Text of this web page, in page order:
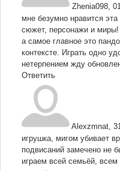
Zhenia098
мне безумно нравится
сюжет, персонажи и
а самое главное это
контексте. Играть одно
нетерпением жду
Ответить
Alexzmnat
игрушка, мигом убивает
подвисаний замечено не
играем всей семьёй,